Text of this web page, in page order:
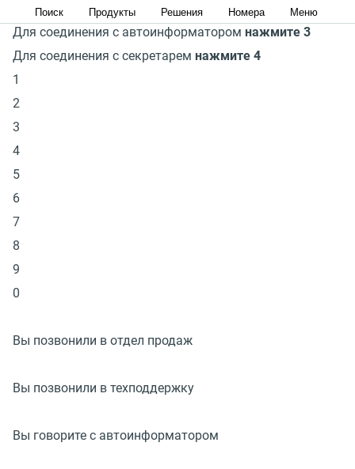
Поиск Продукты Решения Номера Меню
Для соединения с техподдержкой
нажмите 2
Для соединения с автоинформатором нажмите 3
Для соединения с секретарем нажмите 4
1
2
3
4
5
6
7
8
9
0
Вы позвонили в отдел продаж
Вы позвонили в техподдержку
Вы говорите с автоинформатором